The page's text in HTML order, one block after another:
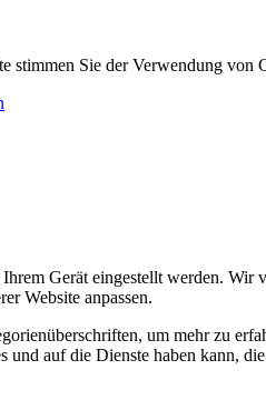
stimmen Sie der Verwendung von
Gerät eingestellt werden. Wir
Website anpassen.
um mehr zu
und auf die Dienste haben kann,